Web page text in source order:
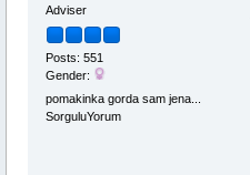
Adviser
Posts: 551
Gender:
pomakinka gorda sam jena...
SorguluYorum